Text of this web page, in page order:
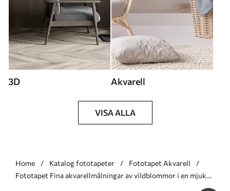
3D Akvarell
VISA ALLA
Home Katalog fototapeter
Fototapet Akvarell
Fototapet Fina akvarellmålningar av vildblommor i en mjuk